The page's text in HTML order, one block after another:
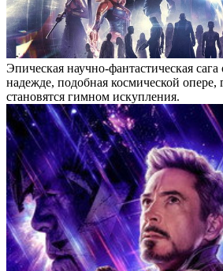
Эпическая научно-фантастическая
надежде, подобная космической опере,
становятся гимном искупления.